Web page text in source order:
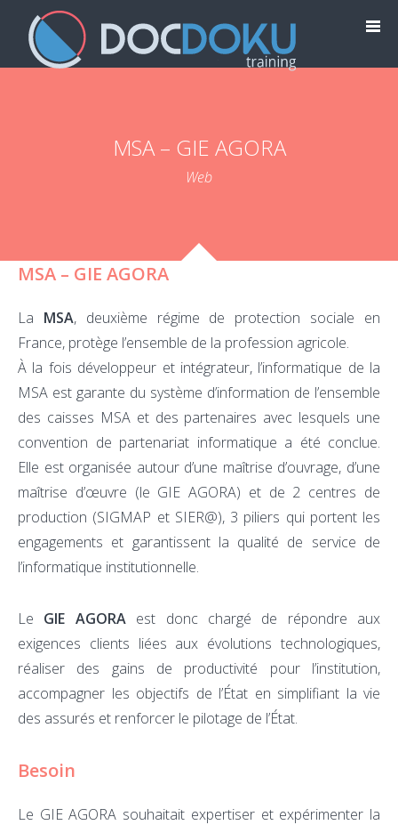
MSA – GIE AGORA
Web
MSA – GIE AGORA
La MSA, deuxième régime de protection sociale en
France, protège l’ensemble de la profession agricole.
À la fois développeur et intégrateur, l’informatique de la
MSA est garante du système d’information de l’ensemble
des caisses MSA et des partenaires avec lesquels une
convention de partenariat informatique a été conclue.
Elle est organisée autour d’une maîtrise d’ouvrage, d’une
maîtrise d’œuvre (le GIE AGORA) et de 2 centres de
production (SIGMAP et SIER@), 3 piliers qui portent les
engagements et garantissent la qualité de service de
l’informatique institutionnelle.
Le GIE AGORAest donc chargé de répondre aux
exigences clients liées aux évolutions technologiques,
réaliser des gains de productivité pour l’institution,
accompagner les objectifs de l’État en simplifiant la vie
des assurés et renforcer le pilotage de l’État.
Besoin
Le GIE AGORA souhaitait expertiser et expérimenter la